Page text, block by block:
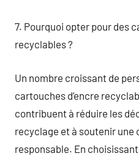
7. Pourquoi opter pour des
recyclables ?
Un nombre croissant de
cartouches d’encre
contribuent à réduire les
recyclage et à soutenir une
responsable. En